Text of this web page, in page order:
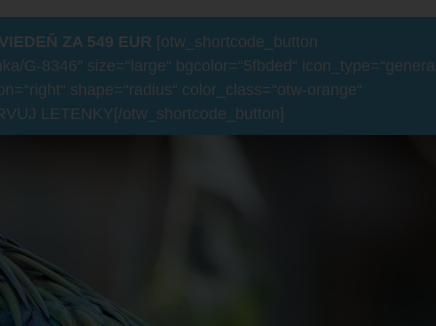
ZA 549 EUR [otw_shortcode_button
G-8346″ size=“large“ bgcolor=“5fbded“ icon_type=“general
shape=“radius“ color_class=“otw-orange“
LETENKY[/otw_shortcode_button]